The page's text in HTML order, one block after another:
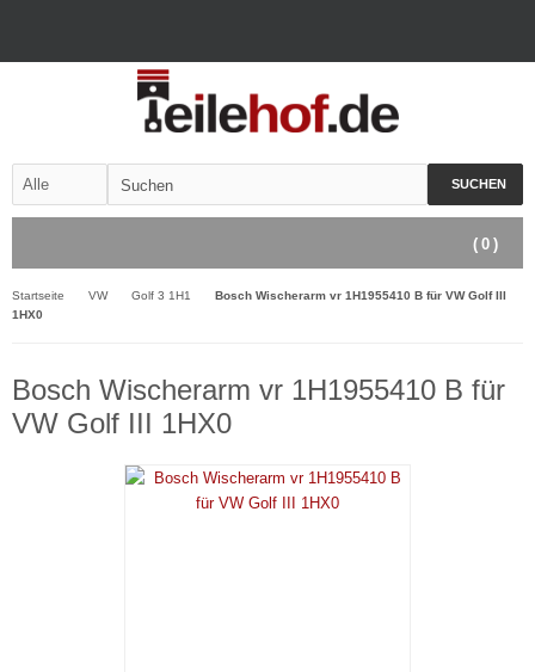
SUCHEN
( 0 )
Startseite VW Golf 3 1H1
Bosch Wischerarm vr 1H1955410 B für VW Golf III
1HX0
Bosch Wischerarm vr 1H1955410 B für
VW Golf III 1HX0